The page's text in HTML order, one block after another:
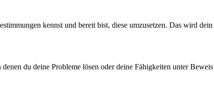
kennst und bereit bist, diese umzusetzen. Das wird dein
du deine Probleme lösen oder deine Fähigkeiten unter Beweis